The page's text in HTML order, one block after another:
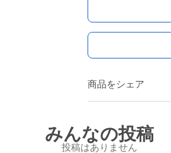
商品をシェア
みんなの投稿
投稿はありません